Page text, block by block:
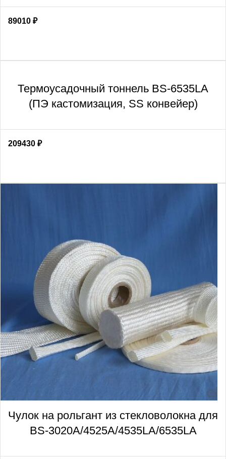
89010 ₽
Термоусадочный тоннель BS-6535LA
(ПЭ кастомизация, SS конвейер)
209430 ₽
Чулок на рольгант из стекловолокна для
BS-3020A/4525A/4535LA/6535LA